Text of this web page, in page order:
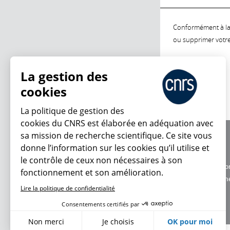
Conformément à
ou supprimer
Charte
Données
La gestion des
cookies
La politique de gestion des
cookies du CNRS est élaborée en adéquation avec
sa mission de recherche scientifique. Ce site vous
donne l’information sur les cookies qu’il utilise et
le contrôle de ceux non nécessaires à son
fonctionnement et son amélioration.
Lire la politique de confidentialité
Consentements certifiés par
Non merci Je choisis OK pour moi